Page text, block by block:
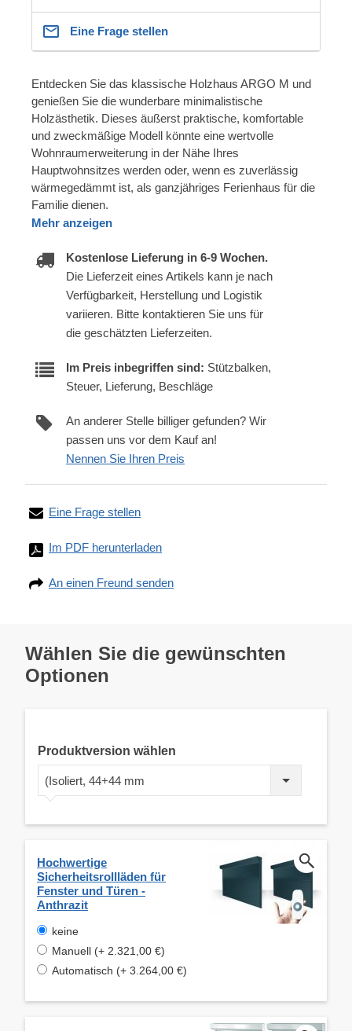
Eine Frage stellen
Entdecken Sie das klassische Holzhaus ARGO M und
genießen Sie die wunderbare minimalistische
Holzästhetik. Dieses äußerst praktische, komfortable
und zweckmäßige Modell könnte eine wertvolle
Wohnraumerweiterung in der Nähe Ihres
Hauptwohnsitzes werden oder, wenn es zuverlässig
wärmegedämmt ist, als ganzjähriges Ferienhaus für die
Familie dienen.
Mehr anzeigen
Kostenlose Lieferung in 6-9 Wochen.
Die Lieferzeit eines Artikels kann je nach
Verfügbarkeit, Herstellung und Logistik
variieren. Bitte kontaktieren Sie uns für
die geschätzten Lieferzeiten.
Im Preis inbegriffen sind: Stützbalken,
Steuer, Lieferung, Beschläge
An anderer Stelle billiger gefunden? Wir
passen uns vor dem Kauf an!
Nennen Sie Ihren Preis
Eine Frage stellen
Im PDF herunterladen
An einen Freund senden
Wählen Sie die gewünschten
Optionen
Produktversion wählen
(Isoliert, 44+44 mm
Hochwertige
Sicherheitsrollläden für
Fenster und Türen -
Anthrazit
keine
Manuell (+ 2.321,00 €)
Automatisch (+ 3.264,00 €)